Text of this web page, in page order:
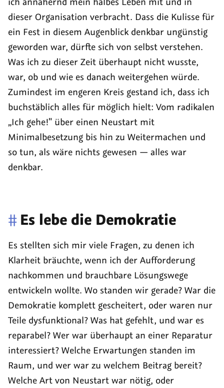
dieser Organisation verbracht. Dass die Kulisse für
ein Fest in diesem Augenblick denkbar ungünstig
geworden war, dürfte sich von selbst verstehen.
Was ich zu dieser Zeit überhaupt nicht wusste,
war, ob und wie es danach weitergehen würde.
Zumindest im engeren Kreis gestand ich, dass ich
buchstäblich alles für möglich hielt: Vom radikalen
„Ich gehe!" über einen Neustart mit
Minimalbesetzung bis hin zu Weitermachen und
so tun, als wäre nichts gewesen — alles war
denkbar.
# Es lebe die Demokratie
Es stellten sich mir viele Fragen, zu denen ich
Klarheit bräuchte, wenn ich der Aufforderung
nachkommen und brauchbare Lösungswege
entwickeln wollte. Wo standen wir gerade? War die
Demokratie komplett gescheitert, oder waren nur
Teile dysfunktional? Was hat gefehlt, und war es
reparabel? Wer war überhaupt an einer Reparatur
interessiert? Welche Erwartungen standen im
Raum, und wer war zu welchem Beitrag bereit?
Welche Art von Neustart war nötig, oder